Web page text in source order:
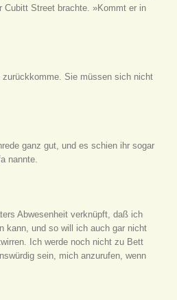
Cubitt Street brachte. »Kommt er in
Sie müssen sich nicht
ganz gut, und es schien ihr sogar
nannte.
Abwesenheit verknüpft, daß ich
kann, und so will ich auch gar nicht
Ich werde noch nicht zu Bett
sein, mich anzurufen, wenn